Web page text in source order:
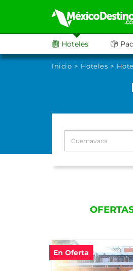
Hoteles
Inicio Hoteles
En Oferta